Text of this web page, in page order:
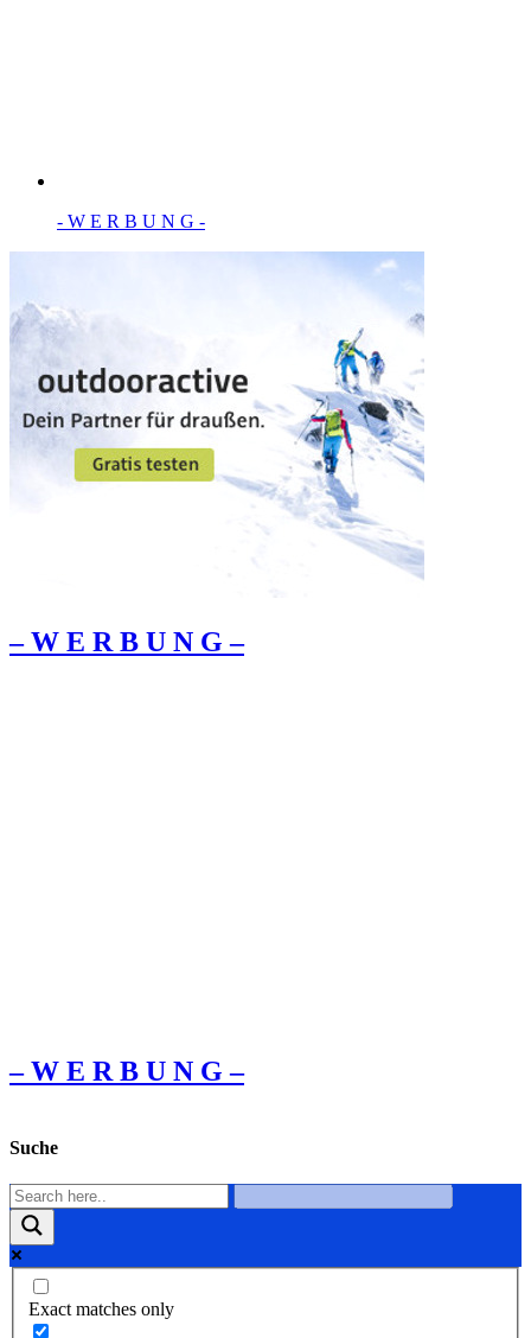
- W Ε R Β U Ν G -
– W Ε R Β U Ν G –
– W Ε R Β U Ν G –
Suche
Exact matches only